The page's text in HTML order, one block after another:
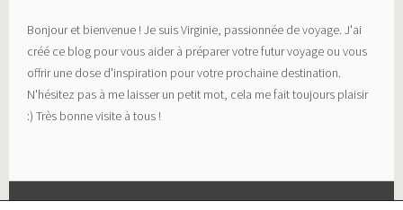
Bonjour et bienvenue ! Je suis Virginie, passionnée de voyage. J'ai
créé ce blog pour vous aider à préparer votre futur voyage ou vous
offrir une dose d'inspiration pour votre prochaine destination.
N'hésitez pas à me laisser un petit mot, cela me fait toujours plaisir
:) Très bonne visite à tous !